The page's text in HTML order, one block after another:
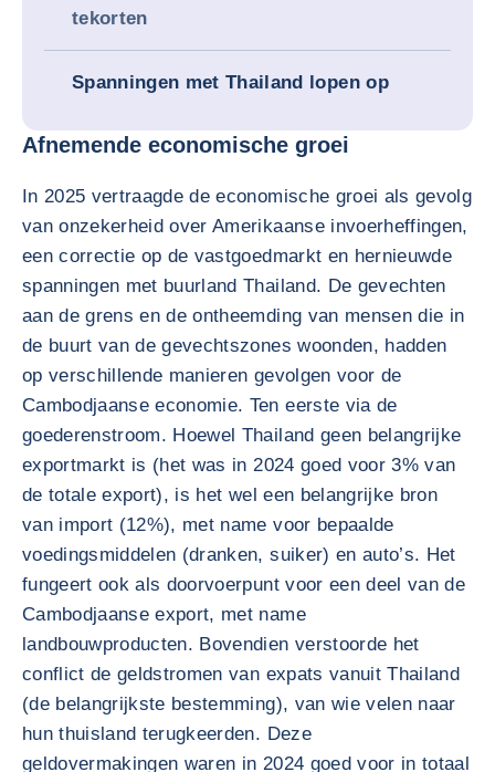
tekorten
Spanningen met Thailand lopen op
Afnemende economische groei
In 2025 vertraagde de economische groei als gevolg
van onzekerheid over Amerikaanse invoerheffingen,
een correctie op de vastgoedmarkt en hernieuwde
spanningen met buurland Thailand. De gevechten
aan de grens en de ontheemding van mensen die in
de buurt van de gevechtszones woonden, hadden
op verschillende manieren gevolgen voor de
Cambodjaanse economie. Ten eerste via de
goederenstroom. Hoewel Thailand geen belangrijke
exportmarkt is (het was in 2024 goed voor 3% van
de totale export), is het wel een belangrijke bron
van import (12%), met name voor bepaalde
voedingsmiddelen (dranken, suiker) en auto’s. Het
fungeert ook als doorvoerpunt voor een deel van de
Cambodjaanse export, met name
landbouwproducten. Bovendien verstoorde het
conflict de geldstromen van expats vanuit Thailand
(de belangrijkste bestemming), van wie velen naar
hun thuisland terugkeerden. Deze
geldovermakingen waren in 2024 goed voor in totaal